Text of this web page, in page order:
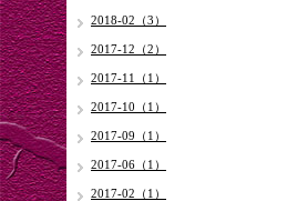
2018-02（3）
2017-12（2）
2017-11（1）
2017-10（1）
2017-09（1）
2017-06（1）
2017-02（1）